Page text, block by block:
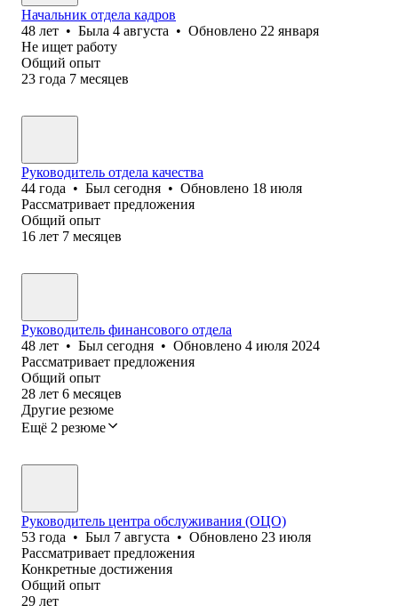
Начальник отдела кадров
48 лет • Была 4 августа • Обновлено 22 января
Не ищет работу
Общий опыт
23 года 7 месяцев
Руководитель отдела качества
44 года • Был сегодня • Обновлено 18 июля
Рассматривает предложения
Общий опыт
16 лет 7 месяцев
Руководитель финансового отдела
48 лет • Был сегодня • Обновлено 4 июля 2024
Рассматривает предложения
Общий опыт
28 лет 6 месяцев
Другие резюме
Ещё 2 резюме
Руководитель центра обслуживания (ОЦО)
53 года • Был 7 августа • Обновлено 23 июля
Рассматривает предложения
Конкретные достижения
Общий опыт
29 лет